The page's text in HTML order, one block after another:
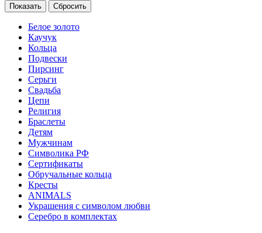
Белое золото
Каучук
Кольца
Подвески
Пирсинг
Серьги
Свадьба
Цепи
Религия
Браслеты
Детям
Мужчинам
Символика РФ
Сертификаты
Обручальные кольца
Кресты
ANIMALS
Украшения с символом любви
Серебро в комплектах